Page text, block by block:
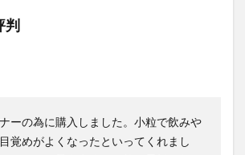
判
ーの為に購入しました。小粒で飲みや
覚めがよくなったといってくれまし